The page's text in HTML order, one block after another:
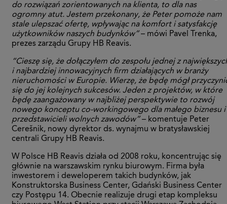
do rozwiązań zorientowanych na klienta, to dla nas
ogromny atut. Jestem przekonany, że Peter pomoże nam
stale ulepszać ofertę, wpływając na komfort i satysfakcję
użytkowników naszych budynków”– mówi Pavel Trenka,
prezes zarządu Grupy HB Reavis.
“Cieszę się, że dołączyłem do zespołu jednej z
i najbardziej innowacyjnych firm działających w branży
nieruchomości w Europie. Wierzę, że będę mógł
się do jej kolejnych sukcesów. Jeden z projektów, w które
będę zaangażowany w najbliżej perspektywie to rozwój
nowego konceptu co-workingowego dla małego biznesu i
przedstawicieli wolnych zawodów”– komentuje Peter
Cerešnik, nowy dyrektor ds. wynajmu w bratysławskiej
centrali Grupy HB Reavis.
W Polsce HB Reavis działa od 2008 roku, koncentrując się
głównie na warszawskim rynku biurowym. Firma była
inwestorem i deweloperem takich budynków, jak
Konstruktorska Business Center, Gdański Business Center
czy Postępu 14. Obecnie realizuje drugi etap kompleksu